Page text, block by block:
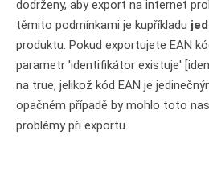
dodrženy, aby export na internet
těmito podmínkami je kupříkladu
produktu. Pokud exportujete EAN
parametr 'identifikátor existuje'
na true, jelikož kód EAN je
opačném případě by mohlo toto
problémy při exportu.